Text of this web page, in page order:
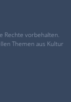
Rechte vorbehalten.
Themen aus Kultur